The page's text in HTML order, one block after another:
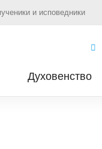
и исповедники
Духовенство